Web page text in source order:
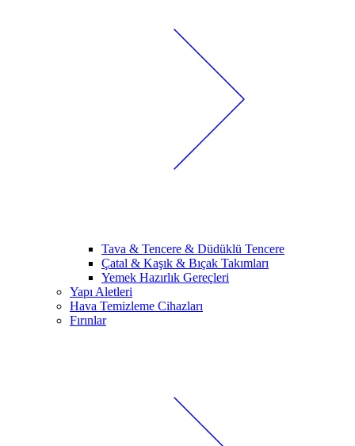
Tava & Tencere & Düdüklü Tencere
Çatal & Kaşık & Bıçak Takımları
Yemek Hazırlık Gereçleri
Yapı Aletleri
Hava Temizleme Cihazları
Fırınlar